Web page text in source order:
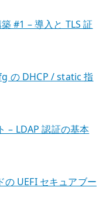
#1 – 導入と TLS 証
の DHCP / static 指
– LDAP 認証の基本
UEFI セキュアブー